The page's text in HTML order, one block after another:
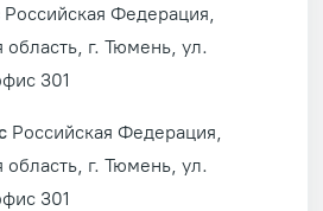
Российская Федерация,
г. Тюмень, ул.
301
Российская Федерация,
г. Тюмень, ул.
301